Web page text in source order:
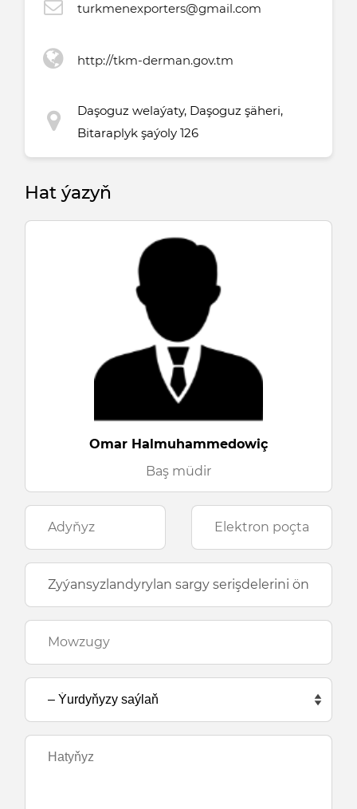
turkmenexporters@gmail.com
http://tkm-derman.gov.tm
Daşoguz welaýaty, Daşoguz şäheri,
Bitaraplyk şaýoly 126
Hat ýazyň
Omar Halmuhammedowiç
Baş müdir